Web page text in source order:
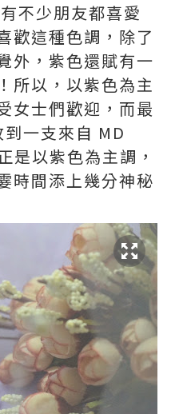
不少朋友都喜愛
歡這種色調，除了
外，紫色還賦有一
所以，以紫色為主
女士們歡迎，而最
一支來自 MD
是以紫色為主調，
時間添上幾分神秘